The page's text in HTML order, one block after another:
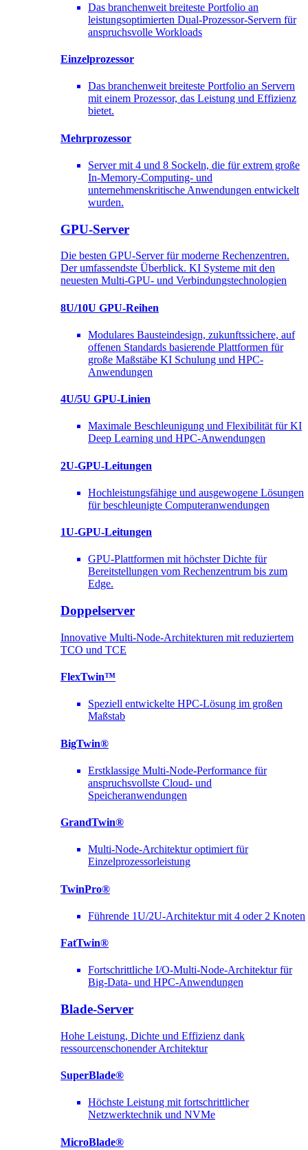
Das branchenweit breiteste Portfolio an
leistungsoptimierten Dual-Prozessor-Servern für
anspruchsvolle Workloads
Einzelprozessor
Das branchenweit breiteste Portfolio an Servern
mit einem Prozessor, das Leistung und Effizienz
bietet.
Mehrprozessor
Server mit 4 und 8 Sockeln, die für extrem große
In-Memory-Computing- und
unternehmenskritische Anwendungen entwickelt
wurden.
GPU-Server
Die besten GPU-Server für moderne Rechenzentren.
Der umfassendste Überblick. KI Systeme mit den
neuesten Multi-GPU- und Verbindungstechnologien
8U/10U GPU-Reihen
Modulares Bausteindesign, zukunftssichere, auf
offenen Standards basierende Plattformen für
große Maßstäbe KI Schulung und HPC-
Anwendungen
4U/5U GPU-Linien
Maximale Beschleunigung und Flexibilität für KI
Deep Learning und HPC-Anwendungen
2U-GPU-Leitungen
Hochleistungsfähige und ausgewogene Lösungen
für beschleunigte Computeranwendungen
1U-GPU-Leitungen
GPU-Plattformen mit höchster Dichte für
Bereitstellungen vom Rechenzentrum bis zum
Edge.
Doppelserver
Innovative Multi-Node-Architekturen mit reduziertem
TCO und TCE
FlexTwin™
Speziell entwickelte HPC-Lösung im großen
Maßstab
BigTwin®
Erstklassige Multi-Node-Performance für
anspruchsvollste Cloud- und
Speicheranwendungen
GrandTwin®
Multi-Node-Architektur optimiert für
Einzelprozessorleistung
TwinPro®
Führende 1U/2U-Architektur mit 4 oder 2 Knoten
FatTwin®
Fortschrittliche I/O-Multi-Node-Architektur für
Big-Data- und HPC-Anwendungen
Blade-Server
Hohe Leistung, Dichte und Effizienz dank
ressourcenschonender Architektur
SuperBlade®
Höchste Leistung mit fortschrittlicher
Netzwerktechnik und NVMe
MicroBlade®